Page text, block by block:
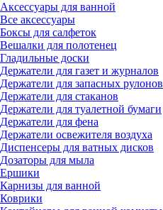
Аксессуары для ванной
Все аксессуары
Боксы для салфеток
Вешалки для полотенец
Гладильные доски
Держатели для газет и журналов
Держатели для запасных рулонов
Держатели для стаканов
Держатели для туалетной бумаги
Держатели для фена
Держатели освежителя воздуха
Диспенсеры для ватных дисков
Дозаторы для мыла
Ершики
Карнизы для ванной
Коврики